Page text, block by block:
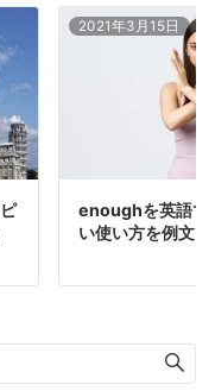
2021年3月15日
enoughを英語で
い使い方を例文